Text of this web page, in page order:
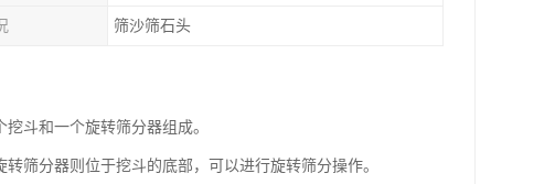
筛沙筛石头
斗和一个旋转筛分器组成。
筛分器则位于挖斗的底部，可以进行旋转筛分操作。